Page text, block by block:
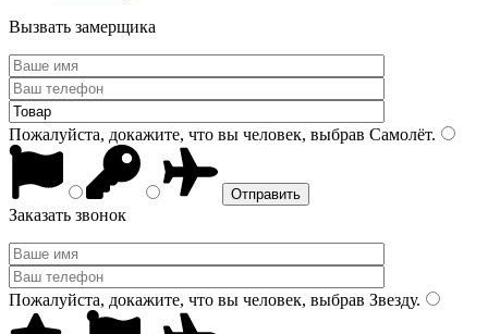
Вызвать замерщика
Пожалуйста, докажите, что вы человек, выбрав Самолёт.
Заказать звонок
Пожалуйста, докажите, что вы человек, выбрав Звезду.